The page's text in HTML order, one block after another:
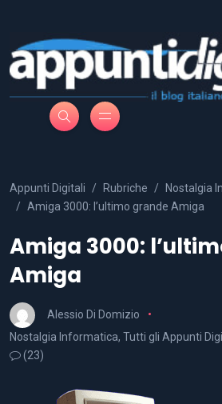
Appunti Digitali Rubriche
Nostalgia
Amiga 3000: l’ultimo grande Amiga
Amiga 3000:
Amiga
Alessio Di Domizio
Nostalgia Informatica, Tutti gli Appunti
(23)